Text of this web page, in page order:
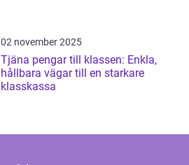
02 november 2025
Tjäna pengar till klassen: Enkla,
hållbara vägar till en starkare
klasskassa